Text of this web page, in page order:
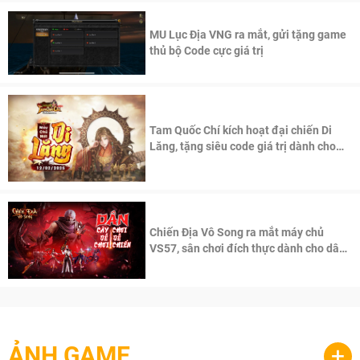
MU Lục Địa VNG ra mắt, gửi tặng game
thủ bộ Code cực giá trị
Tam Quốc Chí kích hoạt đại chiến Di
Lăng, tặng siêu code giá trị dành cho
Chiến Địa Vô Song ra mắt máy chủ
VS57, sân chơi đích thực dành cho dân